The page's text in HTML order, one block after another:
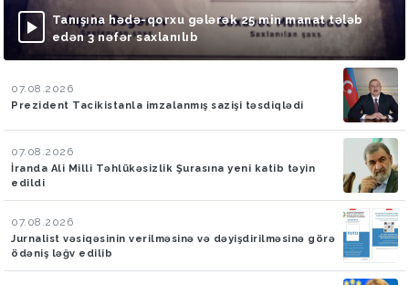
Tanışına hədə-qorxu gələrək 25 min manat tələb
edən 3 nəfər saxlanılıb
07.08.2026
Prezident Tacikistanla imzalanmış sazişi təsdiqlədi
07.08.2026
İranda Ali Milli Təhlükəsizlik Şurasına yeni katib təyin
edildi
07.08.2026
Jurnalist vəsiqəsinin verilməsinə və dəyişdirilməsinə görə
ödəniş ləğv edilib